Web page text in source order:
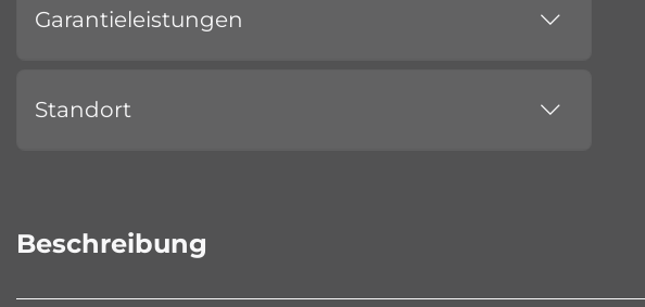
Garantieleistungen
Standort
Beschreibung